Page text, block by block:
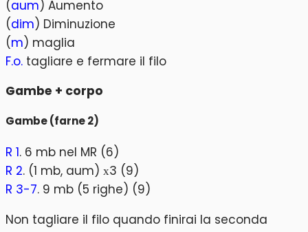
(aum) Aumento
(dim) Diminuzione
(m) maglia
F.o. tagliare e fermare il filo
Gambe + corpo
Gambe (farne 2)
R 1. 6 mb nel MR (6)
R 2. (1 mb, aum) х3 (9)
R 3-7. 9 mb (5 righe) (9)
Non tagliare il filo quando finirai la seconda